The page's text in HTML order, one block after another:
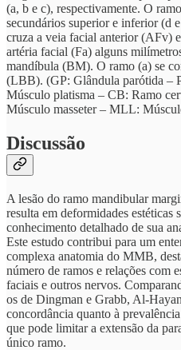
(a, b e c), respectivamente. O
secundários superior e inferior (d
cruza a veia facial anterior (AFv)
artéria facial (Fa) alguns
mandíbula (BM). O ramo (a) se
(LBB). (GP: Glândula parótida –
Músculo platisma – CB: Ramo
Músculo masseter – MLL:
Discussão
A lesão do ramo mandibular
resulta em deformidades
conhecimento detalhado de sua
Este estudo contribui para um
complexa anatomia do MMB,
número de ramos e relações com
faciais e outros nervos.
os de Dingman e Grabb, Al-
concordância quanto à
que pode limitar a extensão da
único ramo.